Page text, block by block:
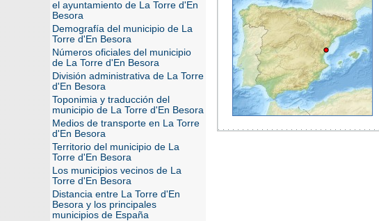
el ayuntamiento de La Torre d'En
Besora
Demografía del municipio de La
Torre d'En Besora
Números oficiales del municipio
de La Torre d'En Besora
División administrativa de La Torre
d'En Besora
Toponimia y traducción del
municipio de La Torre d'En Besora
Medios de transporte en La Torre
d'En Besora
Territorio del municipio de La
Torre d'En Besora
Los municipios vecinos de La
Torre d'En Besora
Distancia entre La Torre d'En
Besora y los principales
municipios de España